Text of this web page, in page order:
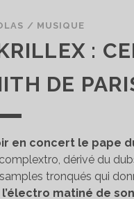
/ MUSIQUE
:
DE
en concert le pape
dérivé du
tronqués qui
matiné de